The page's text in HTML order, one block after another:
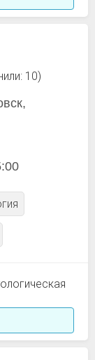
10)